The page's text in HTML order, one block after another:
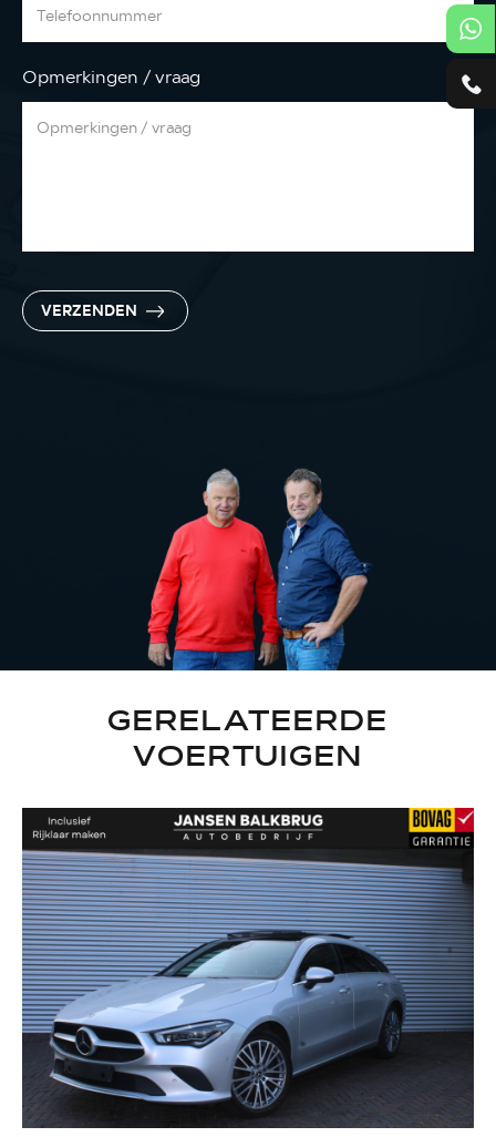
Opmerkingen / vraag
VERZENDEN
GERELATEERDE
VOERTUIGEN